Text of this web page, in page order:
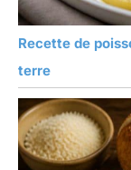
Recette de
terre